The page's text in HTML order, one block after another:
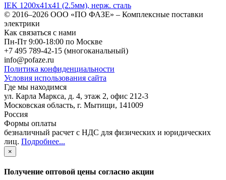
IEK 1200х41х41 (2.5мм), нерж. сталь
© 2016–2026 ООО «ПО ФАЗЕ» – Комплексные поставки
электрики
Как связаться с нами
Пн-Пт 9:00-18:00 по Москве
+7 495 789-42-15 (многоканальный)
info@pofaze.ru
Политика конфиденциальности
Условия использования сайта
Где мы находимся
ул. Карла Маркса, д. 4, этаж 2, офис 212-3
Московская область, г. Мытищи, 141009
Россия
Формы оплаты
безналичный расчет с НДС для физических и юридических
лиц. Подробнее...
×
Получение оптовой цены согласно акции